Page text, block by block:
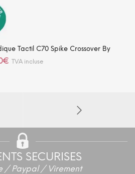
Tactil C70 Spike Crossover By
€ TVA incluse
SECURISES
/ Paypal / Virement